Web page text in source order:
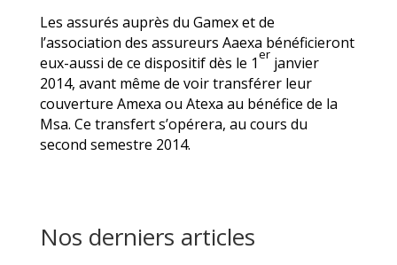
Les assurés auprès du Gamex et de
l’association des assureurs Aaexa bénéficieront
eux-aussi de ce dispositif dès le 1er janvier
2014, avant même de voir transférer leur
couverture Amexa ou Atexa au bénéfice de la
Msa. Ce transfert s’opérera, au cours du
second semestre 2014.
Nos derniers articles